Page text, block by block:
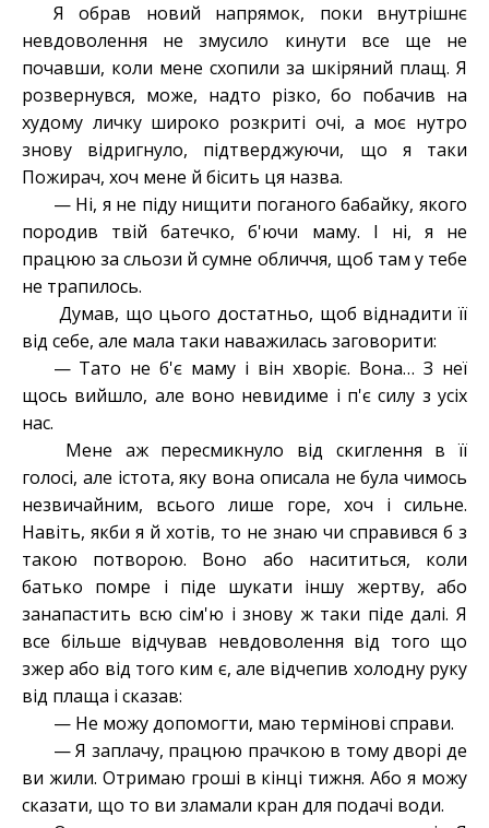
Я обрав новий напрямок, поки внутрішнє
невдоволення не змусило кинути все ще не
почавши, коли мене схопили за шкіряний плащ. Я
розвернувся, може, надто різко, бо побачив на
худому личку широко розкриті очі, а моє нутро
знову відригнуло, підтверджуючи, що я таки
Пожирач, хоч мене й бісить ця назва.
— Ні, я не піду нищити поганого бабайку, якого
породив твій батечко, б'ючи маму. І ні, я не
працюю за сльози й сумне обличчя, щоб там у тебе
не трапилось.
Думав, що цього достатньо, щоб віднадити її
від себе, але мала таки наважилась заговорити:
— Тато не б'є маму і він хворіє. Вона… З неї
щось вийшло, але воно невидиме і п'є силу з усіх
нас.
Мене аж пересмикнуло від скиглення в її
голосі, але істота, яку вона описала не була чимось
незвичайним, всього лише горе, хоч і сильне.
Навіть, якби я й хотів, то не знаю чи справився б з
такою потворою. Воно або насититься, коли
батько помре і піде шукати іншу жертву, або
занапастить всю сім'ю і знову ж таки піде далі. Я
все більше відчував невдоволення від того що
зжер або від того ким є, але відчепив холодну руку
від плаща і сказав:
— Не можу допомогти, маю термінові справи.
— Я заплачу, працюю прачкою в тому дворі де
ви жили. Отримаю гроші в кінці тижня. Або я можу
сказати, що то ви зламали кран для подачі води.